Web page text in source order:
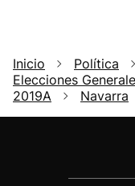
Inicio Política
Elecciones
2019A
Navarra